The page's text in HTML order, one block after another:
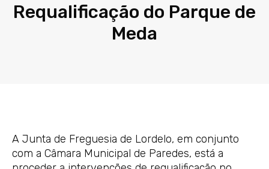
Requalificação do Parque de
Meda
A Junta de Freguesia de Lordelo, em conjunto
com a Câmara Municipal de Paredes, está a